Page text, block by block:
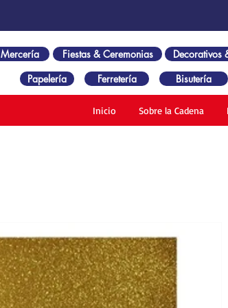
Mercería Fiestas & Ceremonias Decorativos
Papelería
Ferretería Bisutería
Inicio Sobre la Cadena